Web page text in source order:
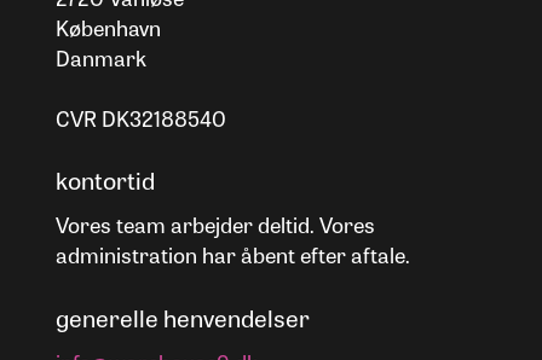
København
Danmark
CVR DK32188540
kontortid
Vores team arbejder deltid. Vores
administration har åbent efter aftale.
generelle henvendelser